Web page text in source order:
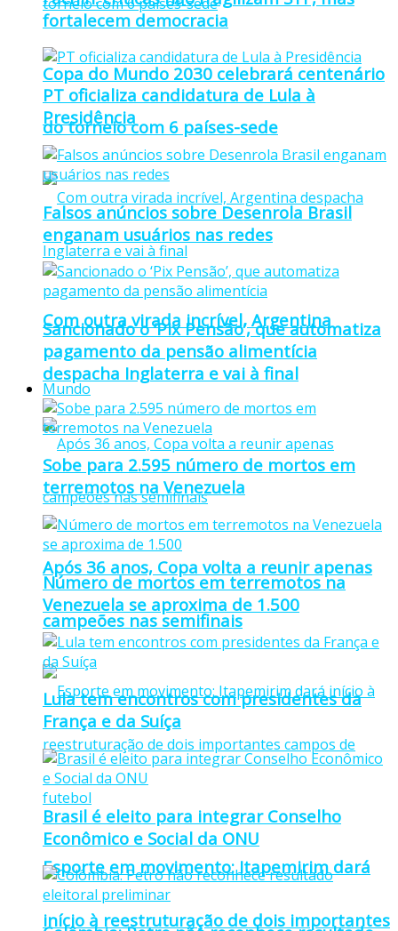
Copa do Mundo 2030 celebrará centenário
do torneio com 6 países-sede
Com outra virada incrível, Argentina
despacha Inglaterra e vai à final
Após 36 anos, Copa volta a reunir apenas
campeões nas semifinais
Esporte em movimento: Itapemirim dará
início à reestruturação de dois importantes
fortalecem democracia
PT oficializa candidatura de Lula à
Presidência
Falsos anúncios sobre Desenrola Brasil
enganam usuários nas redes
Sancionado o ‘Pix Pensão’, que automatiza
pagamento da pensão alimentícia
Mundo
Sobe para 2.595 número de mortos em
terremotos na Venezuela
Número de mortos em terremotos na
Venezuela se aproxima de 1.500
Lula tem encontros com presidentes da
França e da Suíça
Brasil é eleito para integrar Conselho
Econômico e Social da ONU